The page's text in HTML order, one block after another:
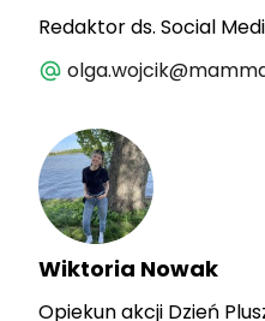
Redaktor ds. Social
Wiktoria Nowak
Opiekun akcji Dzień